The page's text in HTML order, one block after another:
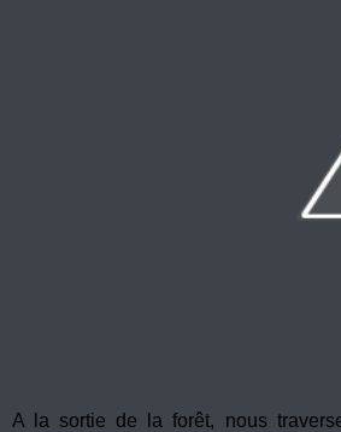
A la sortie de la forêt, nous